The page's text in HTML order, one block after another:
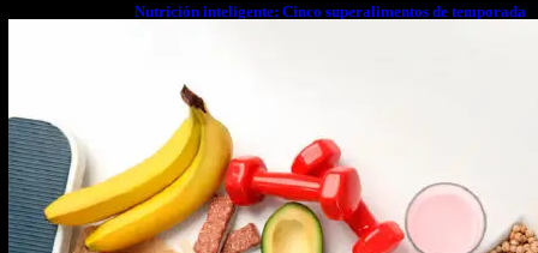
Nutrición inteligente: Cinco superalimentos de temporada